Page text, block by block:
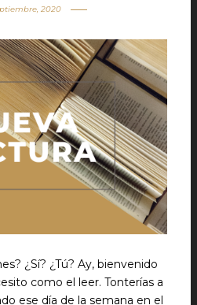
2020
¿Sí? ¿Tú? Ay, bienvenido
como el leer. Tonterías a
ese día de la semana en el